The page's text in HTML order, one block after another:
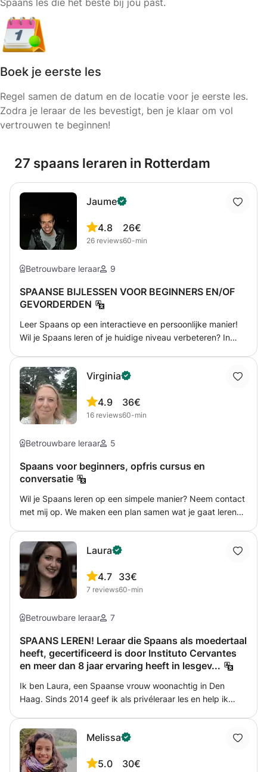
Spaans les die het beste bij jou past.
Boek je eerste les
Regel samen de datum en de locatie voor je eerste les.
Zodra je leraar de les bevestigt, ben je klaar om vol
vertrouwen te beginnen!
27 spaans leraren in Rotterdam
Jaume
4.8
26 reviews
26€
60-min
Betrouwbare leraar 9
SPAANSE BIJLESSEN VOOR BEGINNERS EN/OF
GEVORDERDEN
Leer Spaans op een interactieve en persoonlijke manier!
Wil je Spaans leren of je huidige niveau verbeteren? In
en ervaren docent in taalscholen zorg ik voor authentieke
en effectieve lessen. In de lessen behandelen we:
Grammatica en woordenschat: Op een gestructureerde en
begrijpelijke manier. Praktische oefeningen: Gericht op
aandacht: Elke les wordt aangepast aan jouw behoeften.
volwassene die vloeiend Spaans wil leren, ik help je graag
je doelen te bereiken. Stuur me een bericht voor meer
informatie of om een proefles te plannen. ¡Hasta pronto!
Virginia
4.9
16 reviews
36€
60-min
Betrouwbare leraar 5
Spaans voor beginners, opfris cursus en
conversatie
Wil je Spaans leren op een simpele manier? Neem contact
met mij op. We maken een plan samen wat je gaat leren
geven over jou. Bij de derde les kan je voorkeur geven,
over vakantie praten, vervoer, slaapplaats Bij de vierde
les gaan we boodschappen doen in het Spaans en vragen
prijzen
Laura
4.7
7 reviews
33€
60-min
Betrouwbare leraar 7
SPAANS LEREN! Leraar die Spaans als moedertaal
heeft, gecertificeerd is door Instituto Cervantes
en meer dan 8 jaar ervaring heeft in lesgev...
Ik ben Laura, een Spaanse vrouw woonachtig in Den
Haag. Sinds 2014 geef ik als privéleraar les en help ik
verschillende scholen in Madrid (buitenschoolse
activiteiten) voor kinderen tussen 3 en 10 jaar oud. Ik
werk sinds 2019 als docent Spaans in verschillende
Melissa
5.0 30€